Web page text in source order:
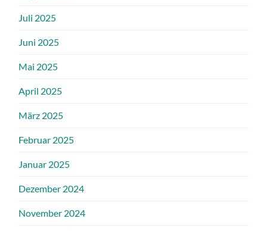
Juli 2025
Juni 2025
Mai 2025
April 2025
März 2025
Februar 2025
Januar 2025
Dezember 2024
November 2024